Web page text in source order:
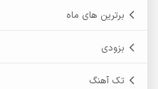
برترین های ماه
بزودی
تک آهنگ